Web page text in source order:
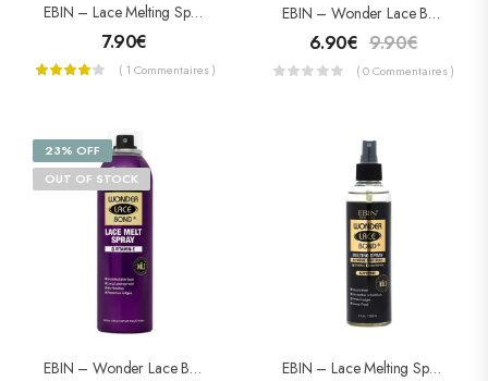
EBIN – Lace Melting Spray – Spray Collant Pour Lace – Active
7.90€
( 1 Commentaires )
EBIN – Wonder Lace Bond Lace Melt Spray – Vitamine E 80mL
6.90€ 9.90€
( 0 Commentaires )
23% OFF
OUT OF STOCK
EBIN – Wonder Lace Bond Lace Melt Spray – Vitamine E 180mL EBIN – Lace Melting Spray – Spray Collant Pour Lace – Suprême